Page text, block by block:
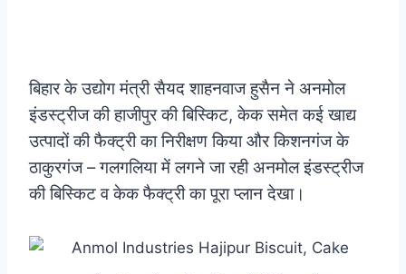
बिहार के उद्योग मंत्री सैयद शाहनवाज हुसैन ने अनमोल
इंडस्ट्रीज की हाजीपुर की बिस्किट, केक समेत कई खाद्य
उत्पादों की फैक्ट्री का निरीक्षण किया और किशनगंज के
ठाकुरगंज – गलगलिया में लगने जा रही अनमोल इंडस्ट्रीज
की बिस्किट व केक फैक्ट्री का पूरा प्लान देखा।